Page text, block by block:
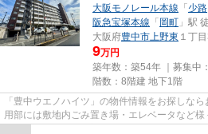
大阪モノレール本線 「 少路
阪急宝塚本線 「 岡町 」駅
大阪府豊中市上野東 １丁
9万円
築年数：築54年 ｜募集中：
階数：8階建 地下1階
「豊中ウエノハイツ」の物件情報をお探しな
用部には敷地内ごみ置き場・エレベータなど